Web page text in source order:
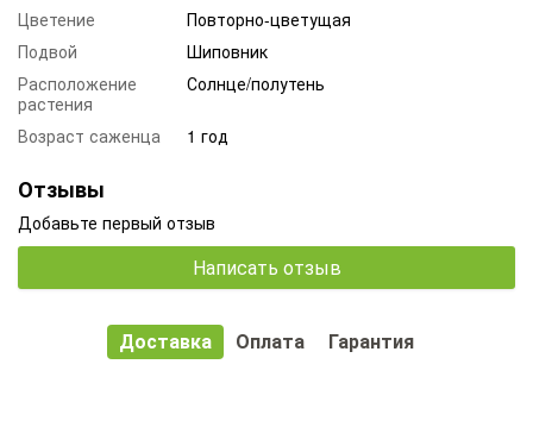
Цветение
Повторно-цветущая
Подвой
Шиповник
Расположение
растения
Солнце/полутень
Возраст саженца 1 год
Отзывы
Добавьте первый отзыв
Написать отзыв
Доставка Оплата Гарантия